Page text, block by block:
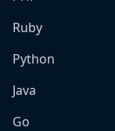
Ruby
Python
Java
Go